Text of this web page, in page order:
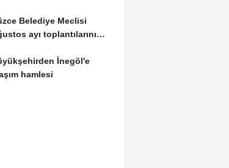
Belediye Meclisi
ayı toplantılarını
İnegöl'e
hamlesi